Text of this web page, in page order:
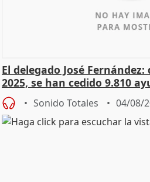
El delegado José
2025, se han cedido 9.810
Sonido Totales 04/08/